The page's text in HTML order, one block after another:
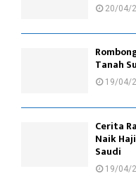
20/04/
Tanah
19/04/
Cerita
Naik
Saudi
19/04/